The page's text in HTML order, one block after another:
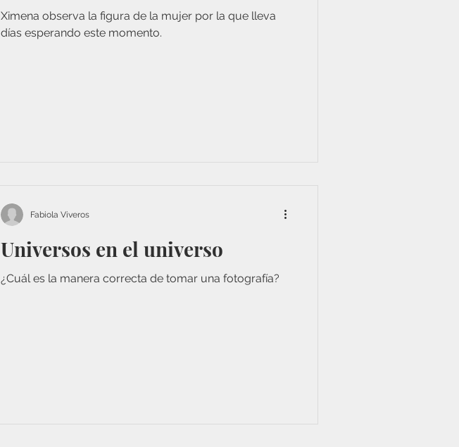
Ximena observa la figura de la mujer por la que lleva
días esperando este momento.
Universos en el universo
¿Cuál es la manera correcta de tomar una fotografía?
Fabiola Viveros